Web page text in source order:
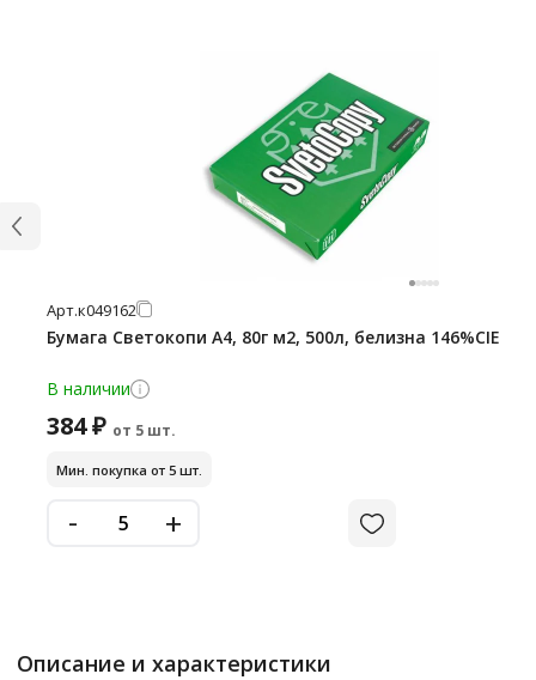
Арт.к049162
Бумага Светокопи А4, 80г м2, 500л, белизна 146%CIE
В наличии
384 ₽ от 5 шт.
Мин. покупка от 5 шт.
- +
Описание и характеристики